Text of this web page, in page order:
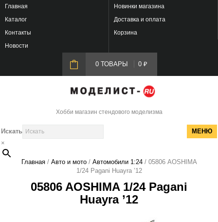
Главная
Новинки магазина
Каталог
Доставка и оплата
Контакты
Корзина
Новости
0 ТОВАРЫ 0 ₽
Хобби магазин стендового моделизма
МЕНЮ
Искать
×
Главная/ Авто и мото/ Автомобили 1:24/ 05806 AOSHIMA
1/24 Pagani Huayra ’12
05806 AOSHIMA 1/24 Pagani
Huayra ’12